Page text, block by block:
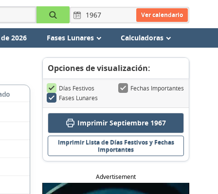
Ver calendario
2026 Fases Lunares Calculadoras
Opciones de visualización:
Días Festivos
Fechas Importantes
Fases Lunares
Imprimir Septiembre 1967
Imprimir Lista de Días Festivos y Fechas
Importantes
Advertisement